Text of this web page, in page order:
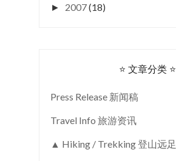
► 2007(18)
⭐ 文章分类 ⭐
Press Release 新闻稿
Travel Info 旅游资讯
▲ Hiking / Trekking 登山远足